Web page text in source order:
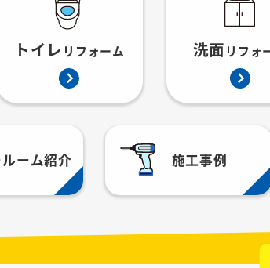
トイレ リフォーム 洗面 リフォ
ーム紹介 施工事例